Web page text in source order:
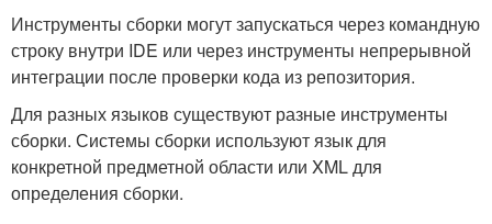
Инструменты сборки могут запускаться через командную
строку внутри IDE или через инструменты непрерывной
интеграции после проверки кода из репозитория.
Для разных языков существуют разные инструменты
сборки. Системы сборки используют язык для
конкретной предметной области или XML для
определения сборки.